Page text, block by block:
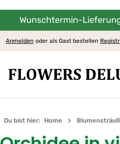
Hauptinhalt springen
Zur Hauptnavigation springen
Wunschtermin-
Anmelden oder als Gast bestellen
Du bist hier: Home